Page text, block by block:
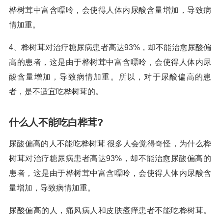
桦树茸中富含嘌呤，会使得人体内尿酸含量增加，导致病
情加重。
4、桦树茸对治疗糖尿病患者高达93%，却不能治愈尿酸偏
高的患者，这是由于桦树茸中富含嘌呤，会使得人体内尿
酸含量增加，导致病情加重。所以，对于尿酸偏高的患
者，是不适宜吃桦树茸的。
什么人不能吃白桦茸?
尿酸偏高的人不能吃桦树茸 很多人会觉得奇怪，为什么桦
树茸对治疗糖尿病患者高达93%，却不能治愈尿酸偏高的
患者，这是由于桦树茸中富含嘌呤，会使得人体内尿酸含
量增加，导致病情加重。
尿酸偏高的人，痛风病人和皮肤瘙痒患者不能吃桦树茸。